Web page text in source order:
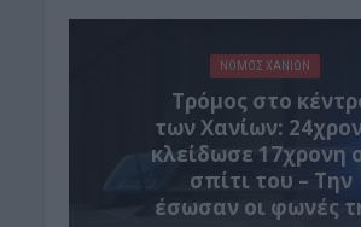
ΝΟΜΌΣ ΧΑΝΊΩΝ
Τρόμος στο
των Χανίων:
κλείδωσε 17χρονη
σπίτι του – Την
έσωσαν οι φωνές